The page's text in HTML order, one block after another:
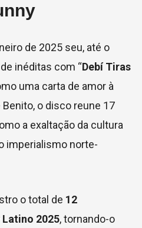
de 2025 seu, até o
inéditas com “Debí Tiras
uma carta de amor à
o disco reune 17
a exaltação da cultura
imperialismo norte-
o total de 12
2025, tornando-o